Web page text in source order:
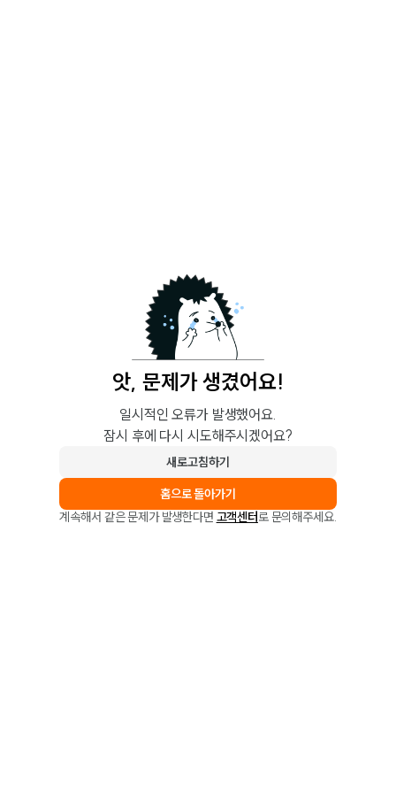
앗, 문제가 생겼어요!
일시적인 오류가 발생했어요.
잠시 후에 다시 시도해주시겠어요?
새로고침하기
홈으로 돌아가기
계속해서 같은 문제가 발생한다면 고객센터로 문의해주세요.